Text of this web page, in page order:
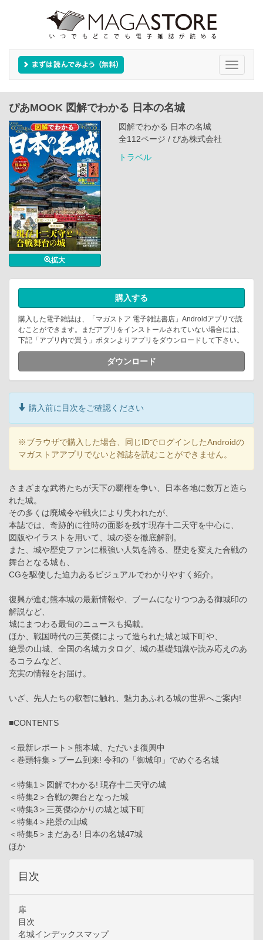
Toggle
ぴあMOOK 図解でわかる 日本の名城
拡大
図解でわかる 日本の名城
全112ページ / ぴあ株式会社
トラベル
購入する
購入した電子雑誌は、「マガストア 電子雑誌書店」Androidアプリで読
むことができます。まだアプリをインストールされていない場合には、
下記「アプリ内で買う」ボタンよりアプリをダウンロードして下さい。
ダウンロード
購入前に目次をご確認ください
※ブラウザで購入した場合、同じIDでログインしたAndroidの
マガストアアプリでないと雑誌を読むことができません。
さまざまな武将たちが天下の覇権を争い、日本各地に数万と造ら
れた城。
その多くは廃城令や戦火により失われたが、
本誌では、奇跡的に往時の面影を残す現存十二天守を中心に、
図版やイラストを用いて、城の姿を徹底解剖。
また、城や歴史ファンに根強い人気を誇る、歴史を変えた合戦の
舞台となる城も、
CGを駆使した迫力あるビジュアルでわかりやすく紹介。
復興が進む熊本城の最新情報や、ブームになりつつある御城印の
解説など、
城にまつわる最旬のニュースも掲載。
ほか、戦国時代の三英傑によって造られた城と城下町や、
絶景の山城、全国の名城カタログ、城の基礎知識や読み応えのあ
るコラムなど、
充実の情報をお届け。
いざ、先人たちの叡智に触れ、魅力あふれる城の世界へご案内!
■CONTENTS
＜最新レポート＞熊本城、ただいま復興中
＜巻頭特集＞ブーム到来! 令和の「御城印」でめぐる名城
＜特集1＞図解でわかる! 現存十二天守の城
＜特集2＞合戦の舞台となった城
＜特集3＞三英傑ゆかりの城と城下町
＜特集4＞絶景の山城
＜特集5＞まだある! 日本の名城47城
ほか
目次
扉
目次
名城インデックスマップ